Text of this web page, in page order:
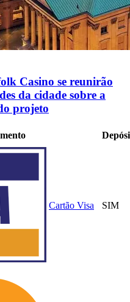
Casino se reunirão
da cidade sobre a
projeto
Cartão Visa SIM